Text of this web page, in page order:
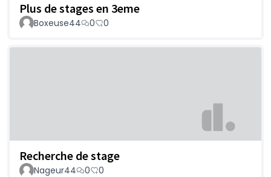
Plus de stages en 3eme
Boxeuse44 0 0
Recherche de stage
Nageur44 0 0